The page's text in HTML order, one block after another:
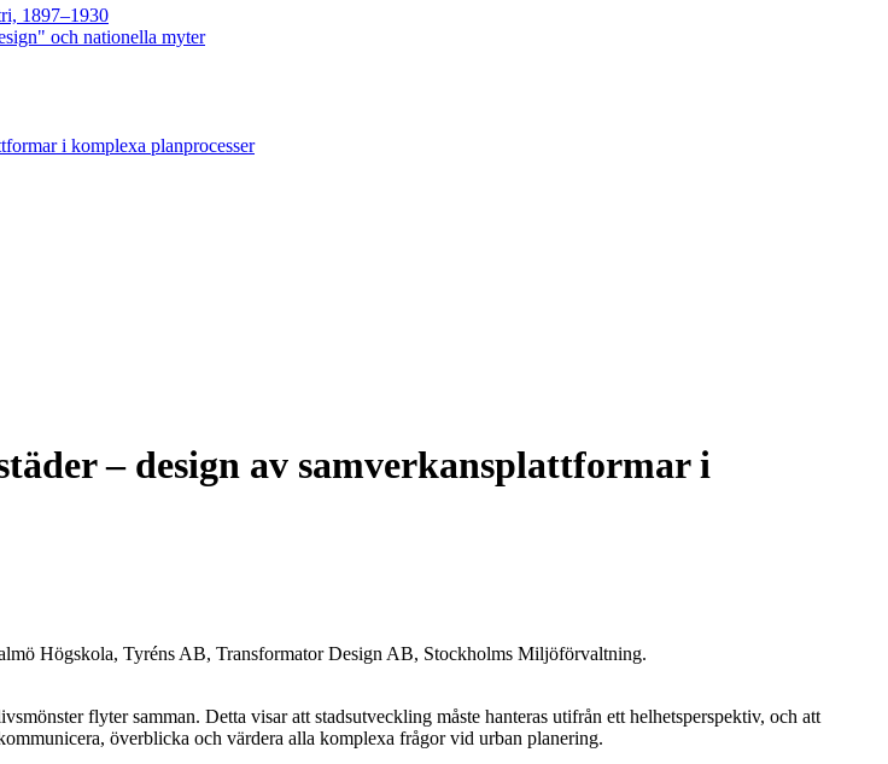
1897–1930
och nationella myter
i komplexa planprocesser
– design av samverkansplattformar i
Högskola, Tyréns AB, Transformator Design AB, Stockholms Miljöförvaltning.
flyter samman. Detta visar att stadsutveckling måste hanteras utifrån ett helhetsperspektiv, och att
överblicka och värdera alla komplexa frågor vid urban planering.